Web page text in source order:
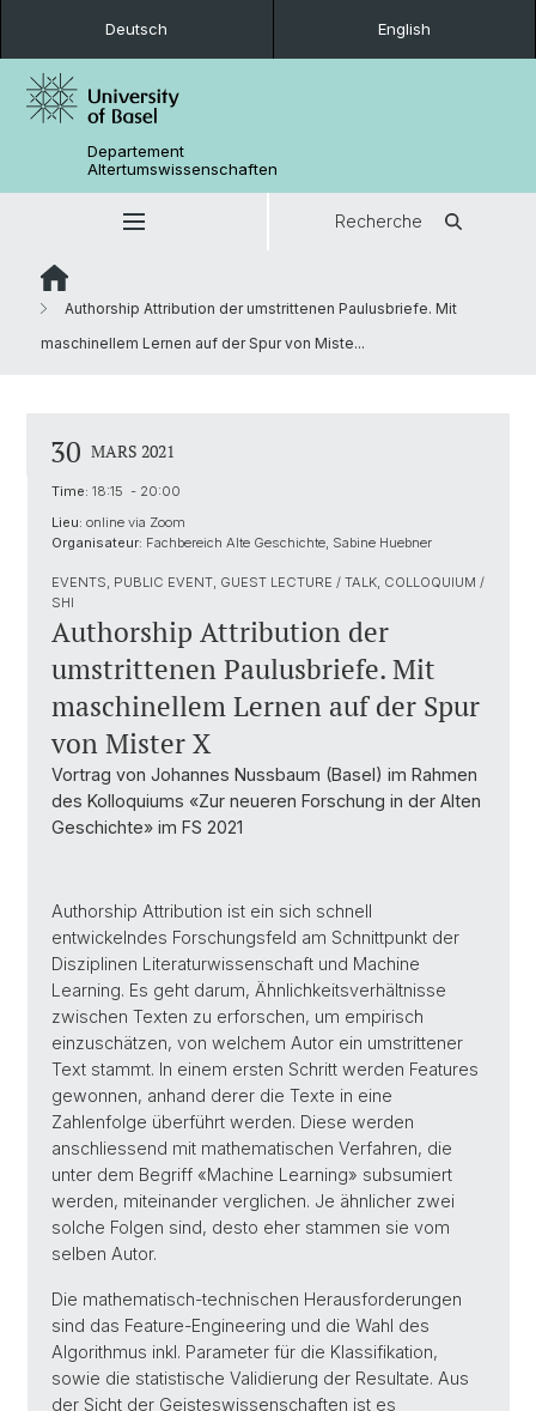
Deutsch English
Departement
Altertumswissenschaften
Recherche
Authorship Attribution der umstrittenen Paulusbriefe. Mit
maschinellem Lernen auf der Spur von Miste...
30 MARS 2021
Time: 18:15 - 20:00
Lieu: online via Zoom
Organisateur: Fachbereich Alte Geschichte, Sabine Huebner
EVENTS, PUBLIC EVENT, GUEST LECTURE / TALK, COLLOQUIUM /
SHI
Authorship Attribution der
umstrittenen Paulusbriefe. Mit
maschinellem Lernen auf der Spur
von Mister X
Vortrag von Johannes Nussbaum (Basel) im Rahmen
des Kolloquiums «Zur neueren Forschung in der Alten
Geschichte» im FS 2021
Authorship Attribution ist ein sich schnell
entwickelndes Forschungsfeld am Schnittpunkt der
Disziplinen Literaturwissenschaft und Machine
Learning. Es geht darum, Ähnlichkeitsverhältnisse
zwischen Texten zu erforschen, um empirisch
einzuschätzen, von welchem Autor ein umstrittener
Text stammt. In einem ersten Schritt werden Features
gewonnen, anhand derer die Texte in eine
Zahlenfolge überführt werden. Diese werden
anschliessend mit mathematischen Verfahren, die
unter dem Begriff «Machine Learning» subsumiert
werden, miteinander verglichen. Je ähnlicher zwei
solche Folgen sind, desto eher stammen sie vom
selben Autor.
Die mathematisch-technischen Herausforderungen
sind das Feature-Engineering und die Wahl des
Algorithmus inkl. Parameter für die Klassifikation,
sowie die statistische Validierung der Resultate. Aus
der Sicht der Geisteswissenschaften ist es